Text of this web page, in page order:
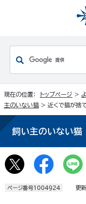
現在の位置： トップページ >
主のいない猫 > 近くで猫が捨
飼い主のいない猫
ページ番号1004924 更新